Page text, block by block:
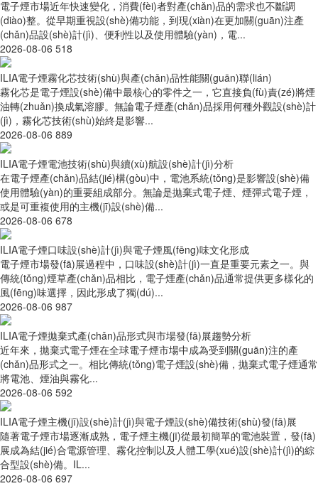
電子煙市場近年快速變化，消費(fèi)者對產(chǎn)品的需求也不斷調
(diào)整。從早期重視設(shè)備功能，到現(xiàn)在更加關(guān)注產
(chǎn)品設(shè)計(jì)、便利性以及使用體驗(yàn)，電...
2026-08-06 518
ILIA電子煙霧化芯技術(shù)與產(chǎn)品性能關(guān)聯(lián)
霧化芯是電子煙設(shè)備中最核心的零件之一，它直接負(fù)責(zé)將煙
油轉(zhuǎn)換成氣溶膠。無論電子煙產(chǎn)品採用何種外觀設(shè)計
(jì)，霧化芯技術(shù)始終是影響...
2026-08-06 889
ILIA電子煙電池技術(shù)與續(xù)航設(shè)計(jì)分析
在電子煙產(chǎn)品結(jié)構(gòu)中，電池系統(tǒng)是影響設(shè)備
使用體驗(yàn)的重要組成部分。無論是拋棄式電子煙、煙彈式電子煙，
或是可重複使用的主機(jī)設(shè)備...
2026-08-06 678
ILIA電子煙口味設(shè)計(jì)與電子煙風(fēng)味文化形成
電子煙市場發(fā)展過程中，口味設(shè)計(jì)一直是重要元素之一。與
傳統(tǒng)煙草產(chǎn)品相比，電子煙產(chǎn)品通常提供更多樣化的
風(fēng)味選擇，因此形成了獨(dú)...
2026-08-06 987
ILIA電子煙拋棄式產(chǎn)品形式與市場發(fā)展趨勢分析
近年來，拋棄式電子煙在全球電子煙市場中成為受到關(guān)注的產
(chǎn)品形式之一。相比傳統(tǒng)電子煙設(shè)備，拋棄式電子煙通常
將電池、煙油與霧化...
2026-08-06 592
ILIA電子煙主機(jī)設(shè)計(jì)與電子煙設(shè)備技術(shù)發(fā)展
隨著電子煙市場逐漸成熟，電子煙主機(jī)從最初簡單的電池裝置，發(fā)
展成為結(jié)合電源管理、霧化控制以及人體工學(xué)設(shè)計(jì)的綜
合型設(shè)備。IL...
2026-08-06 697